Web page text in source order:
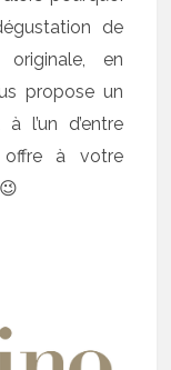
de
en
propose un
l’un d’entre
à votre